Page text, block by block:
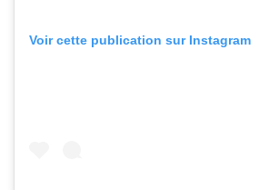
Voir cette publication sur Instagram